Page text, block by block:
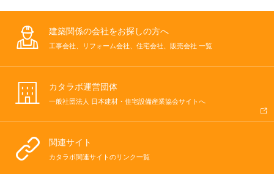
建築関係の会社をお探しの方へ
工事会社、リフォーム会社、住宅会社、販売会社 一覧
カタラボ運営団体
一般社団法人 日本建材・住宅設備産業協会サイトへ
関連サイト
カタラボ関連サイトのリンク一覧